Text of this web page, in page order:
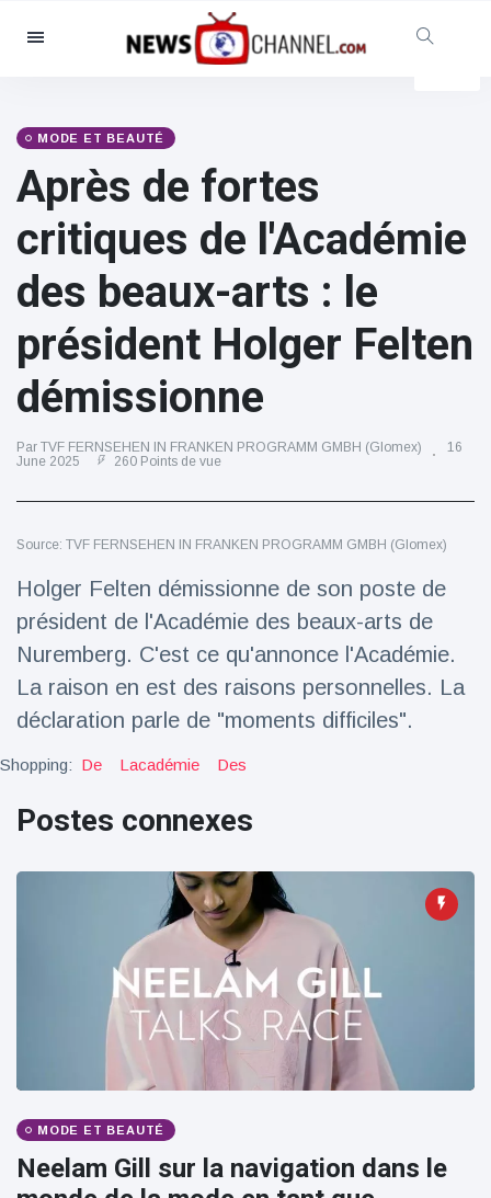
Catégories
Social et amusant
Cinéma et télévision
(81)
Sport
Célébrités
(13938)
Mode et beauté
(122)
Nourriture et boissons
(79)
Jeux
(160)
(121)
Dernières nouvelles
2023 Citroën
ë-C3 Reveal
18 March
36
Points de vue
Le Roadster
dérivé de la
le dernier
One-Off de
Maranello
Lotus dévoile
Emeya, sa
première
Hyper-GT
100électrique
23
Points de vue
MODE ET BEAUTÉ
Après de fortes
critiques de l'Académie
des beaux-arts : le
président Holger Felten
démissionne
Par TVF FERNSEHEN IN FRANKEN PROGRAMM GMBH (Glomex)
16
June 2025
260 Points de vue
Source: TVF FERNSEHEN IN FRANKEN PROGRAMM GMBH (Glomex)
Holger Felten démissionne de son poste de
président de l'Académie des beaux-arts de
Nuremberg. C'est ce qu'annonce l'Académie.
La raison en est des raisons personnelles. La
déclaration parle de "moments difficiles".
Shopping: De Lacadémie Des
Postes connexes
MODE ET BEAUTÉ
Neelam Gill sur la navigation dans le